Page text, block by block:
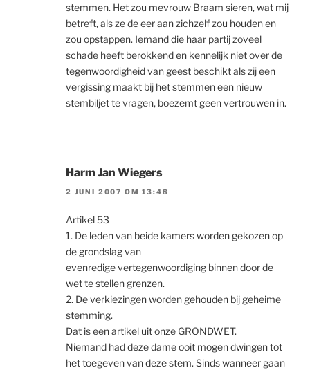
stemmen. Het zou mevrouw Braam sieren, wat mij
betreft, als ze de eer aan zichzelf zou houden en
zou opstappen. Iemand die haar partij zoveel
schade heeft berokkend en kennelijk niet over de
tegenwoordigheid van geest beschikt als zij een
vergissing maakt bij het stemmen een nieuw
stembiljet te vragen, boezemt geen vertrouwen in.
Harm Jan Wiegers
2 JUNI 2007 OM 13:48
Artikel 53
1. De leden van beide kamers worden gekozen op
de grondslag van
evenredige vertegenwoordiging binnen door de
wet te stellen grenzen.
2. De verkiezingen worden gehouden bij geheime
stemming.
Dat is een artikel uit onze GRONDWET.
Niemand had deze dame ooit mogen dwingen tot
het toegeven van deze stem. Sinds wanneer gaan